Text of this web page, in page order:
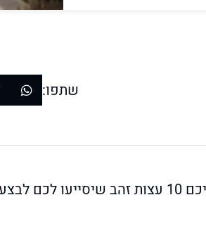
שתפו:
מתכוונים לקנות דירה חדשה מקבלן, ישר מהניילונים? אם כן, לפניכם 10 עצות זהב